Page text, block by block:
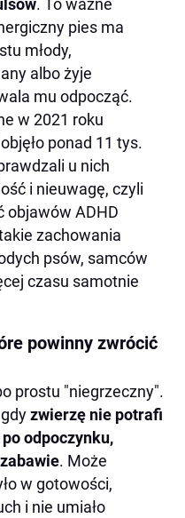
. To ważne
pies ma
młody,
albo żyje
mu odpocząć.
w 2021 roku
ponad 11 tys.
u nich
i nieuwagę, czyli
objawów ADHD
zachowania
psów, samców
czasu samotnie
powinny zwrócić
prostu "niegrzeczny".
zwierzę nie potrafi
odpoczynku,
. Może
w gotowości,
i nie umiało